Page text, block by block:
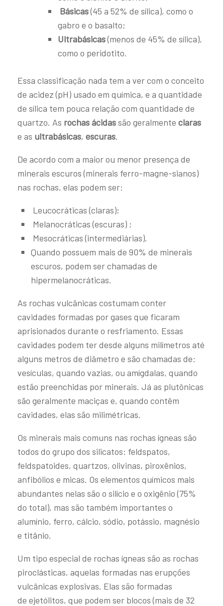
Básicas(45 a 52% de sílica), como o
gabro e o basalto;
Ultrabásicas(menos de 45% de sílica),
como o peridotito.
Essa classificação nada tem a ver com o conceito
de acidez (pH) usado em química, e a quantidade
de sílica tem pouca relação com quantidade de
quartzo. As rochas ácidassão geralmente claras
e as ultrabásicas, escuras.
De acordo com a maior ou menor presença de
minerais escuros (minerais ferro-magne-sianos)
nas rochas, elas podem ser:
Leucocráticas (claras);
Melanocráticas (escuras) ;
Mesocráticas (intermediárias).
Quando possuem mais de 90% de minerais
escuros, podem ser chamadas de
hipermelanocráticas.
As rochas vulcânicas costumam conter
cavidades formadas por gases que ficaram
aprisionados durante o resfriamento. Essas
cavidades podem ter desde alguns milímetros até
alguns metros de diâmetro e são chamadas de:
vesículas, quando vazias, ou amígdalas, quando
estão preenchidas por minerais. Já as plutônicas
são geralmente maciças e, quando contêm
cavidades, elas são milimétricas.
Os minerais mais comuns nas rochas ígneas são
todos do grupo dos silicatos: feldspatos,
feldspatoides, quartzos, olivinas, piroxênios,
anfibólios e micas. Os elementos químicos mais
abundantes nelas são o silício e o oxigênio (75%
do total), mas são também importantes o
alumínio, ferro, cálcio, sódio, potássio, magnésio
e titânio.
Um tipo especial de rochas ígneas são as rochas
piroclásticas, aquelas formadas nas erupções
vulcânicas explosivas. Elas são formadas
de ejetólitos, que podem ser blocos (mais de 32